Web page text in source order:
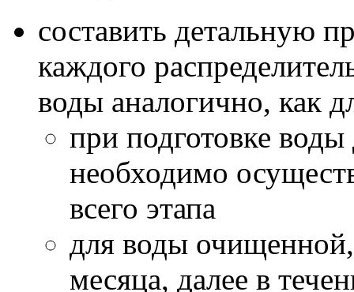
составить детальную
каждого
воды аналогично, как
при подготовке
необходимо
всего этапа
для воды
месяца, далее в